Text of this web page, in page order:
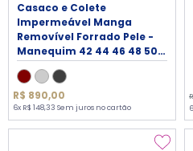
Casaco e Colete
Impermeável Manga
Removível Forrado Pele -
Manequim 42 44 46 48 50
52
R$ 890,00
6x R$ 148,33 Sem juros no cartão